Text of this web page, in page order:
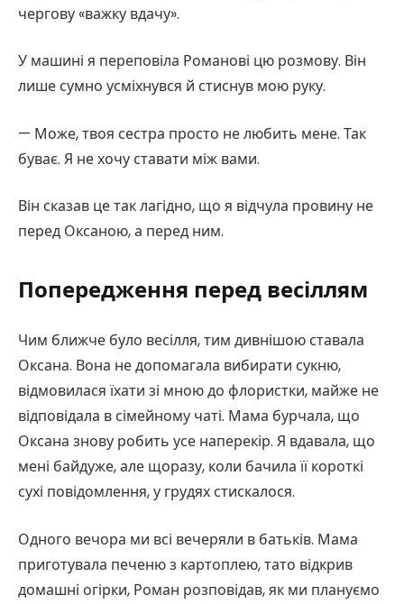
чергову «важку вдачу».
У машині я переповіла Романові цю розмову. Він
лише сумно усміхнувся й стиснув мою руку.
— Може, твоя сестра просто не любить мене. Так
буває. Я не хочу ставати між вами.
Він сказав це так лагідно, що я відчула провину не
перед Оксаною, а перед ним.
Попередження перед весіллям
Чим ближче було весілля, тим дивнішою ставала
Оксана. Вона не допомагала вибирати сукню,
відмовилася їхати зі мною до флористки, майже не
відповідала в сімейному чаті. Мама бурчала, що
Оксана знову робить усе наперекір. Я вдавала, що
мені байдуже, але щоразу, коли бачила її короткі
сухі повідомлення, у грудях стискалося.
Одного вечора ми всі вечеряли в батьків. Мама
приготувала печеню з картоплею, тато відкрив
домашні огірки, Роман розповідав, як ми плануємо